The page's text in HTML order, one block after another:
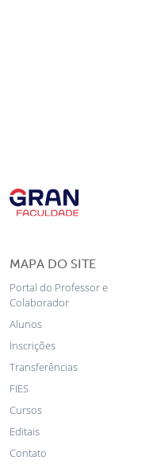
MAPA DO SITE
Portal do Professor e
Colaborador
Alunos
Inscrições
Transferências
FIES
Cursos
Editais
Contato